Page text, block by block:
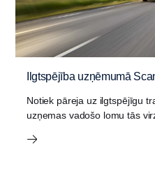
Ilgtspējība uzņēmumā
Notiek pāreja uz ilgtspējīgu
uzņemas vadošo lomu tās